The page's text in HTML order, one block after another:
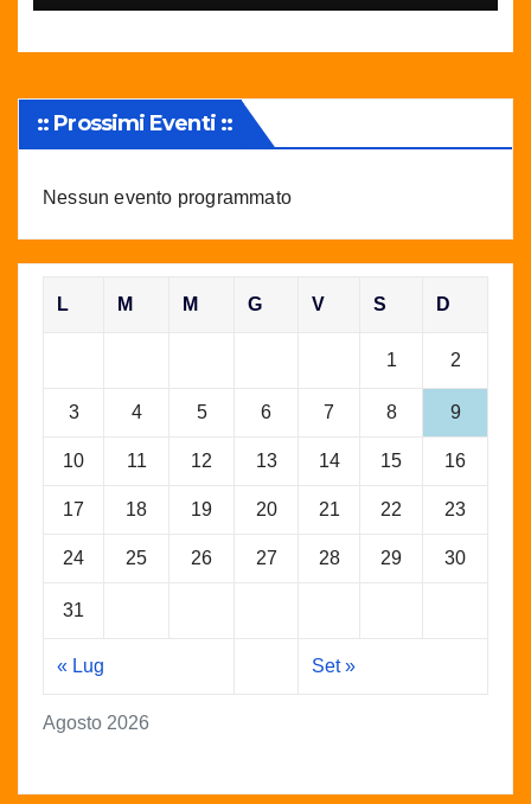
:: Prossimi Eventi ::
Nessun evento programmato
Agosto 2026
L M M G V S D
1 2
3 4 5 6 7 8 9
10 11 12 13 14 15 16
17 18 19 20 21 22 23
24 25 26 27 28 29 30
31
« Lug Set »